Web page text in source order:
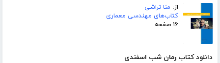
از: منا تراشی
کتاب‌های مهندسی معماری
۱۶ صفحه
دانلود کتاب رمان شب اسفندی